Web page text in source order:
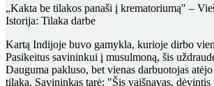
„Kakta be tilakos panaši į krematoriumą" –
Istorija: Tilaka darbe
Kartą Indijoje buvo gamykla, kurioje dirbo
Pasikeitus savininkui į musulmoną, šis
Dauguma pakluso, bet vienas darbuotojas
tilaka. Savininkas tarė: "Šis vaišnavas, dėvintis